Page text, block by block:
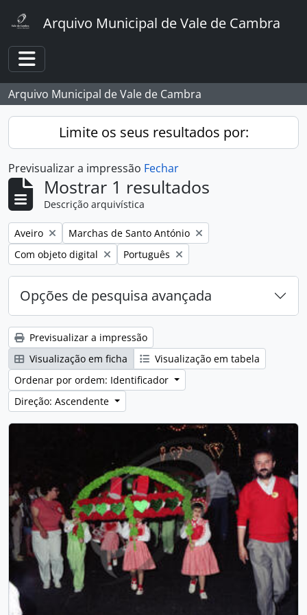
Arquivo Municipal de Vale de Cambra
Toggle navigation
Arquivo Municipal de Vale de Cambra
Limite os seus resultados por:
Previsualizar a impressão Fechar
Mostrar 1 resultados
Descrição arquivística
Remover filtro:
Aveiro Remover filtro:
Marchas de Santo António
Remover filtro:
Com objeto digital Remover filtro:
Português
Opções de pesquisa avançada
Previsualizar a impressão
Visualização em ficha
Visualização em tabela
Ordenar por ordem: Identificador
Direção: Ascendente